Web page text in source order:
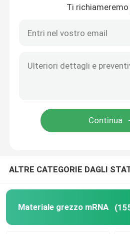
Delivery system
Ti
ALTRE CATEGORIE DAGLI
Materiale grezzo mRNA